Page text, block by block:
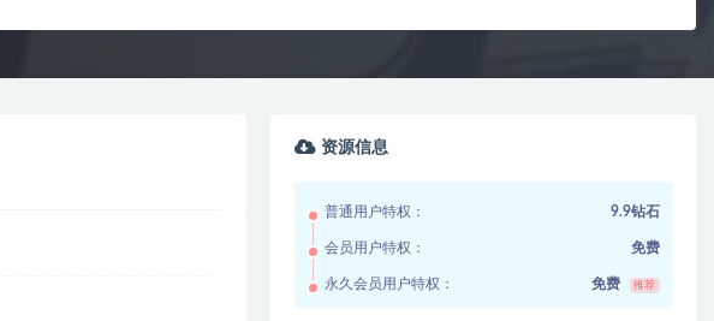
资源信息
普通用户特权： 9.9钻石
会员用户特权： 免费
永久会员用户特权： 免费 推荐